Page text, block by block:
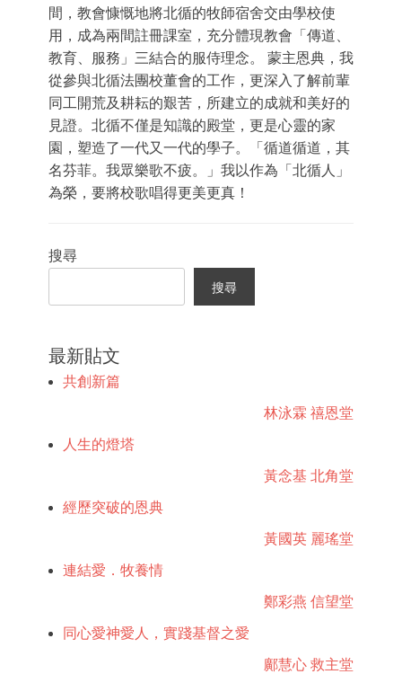
間，教會慷慨地將北循的牧師宿舍交由學校使
用，成為兩間註冊課室，充分體現教會「傳道、
教育、服務」三結合的服侍理念。 蒙主恩典，我
從參與北循法團校董會的工作，更深入了解前輩
同工開荒及耕耘的艱苦，所建立的成就和美好的
見證。北循不僅是知識的殿堂，更是心靈的家
園，塑造了一代又一代的學子。「循道循道，其
名芬菲。我眾樂歌不疲。」我以作為「北循人」
為榮，要將校歌唱得更美更真！
結
體
搜尋
搜尋
最新貼文
共創新篇
林泳霖 禧恩堂
人生的燈塔
黃念基 北角堂
經歷突破的恩典
黃國英 麗瑤堂
連結愛．牧養情
鄭彩燕 信望堂
同心愛神愛人，實踐基督之愛
鄺慧心 救主堂